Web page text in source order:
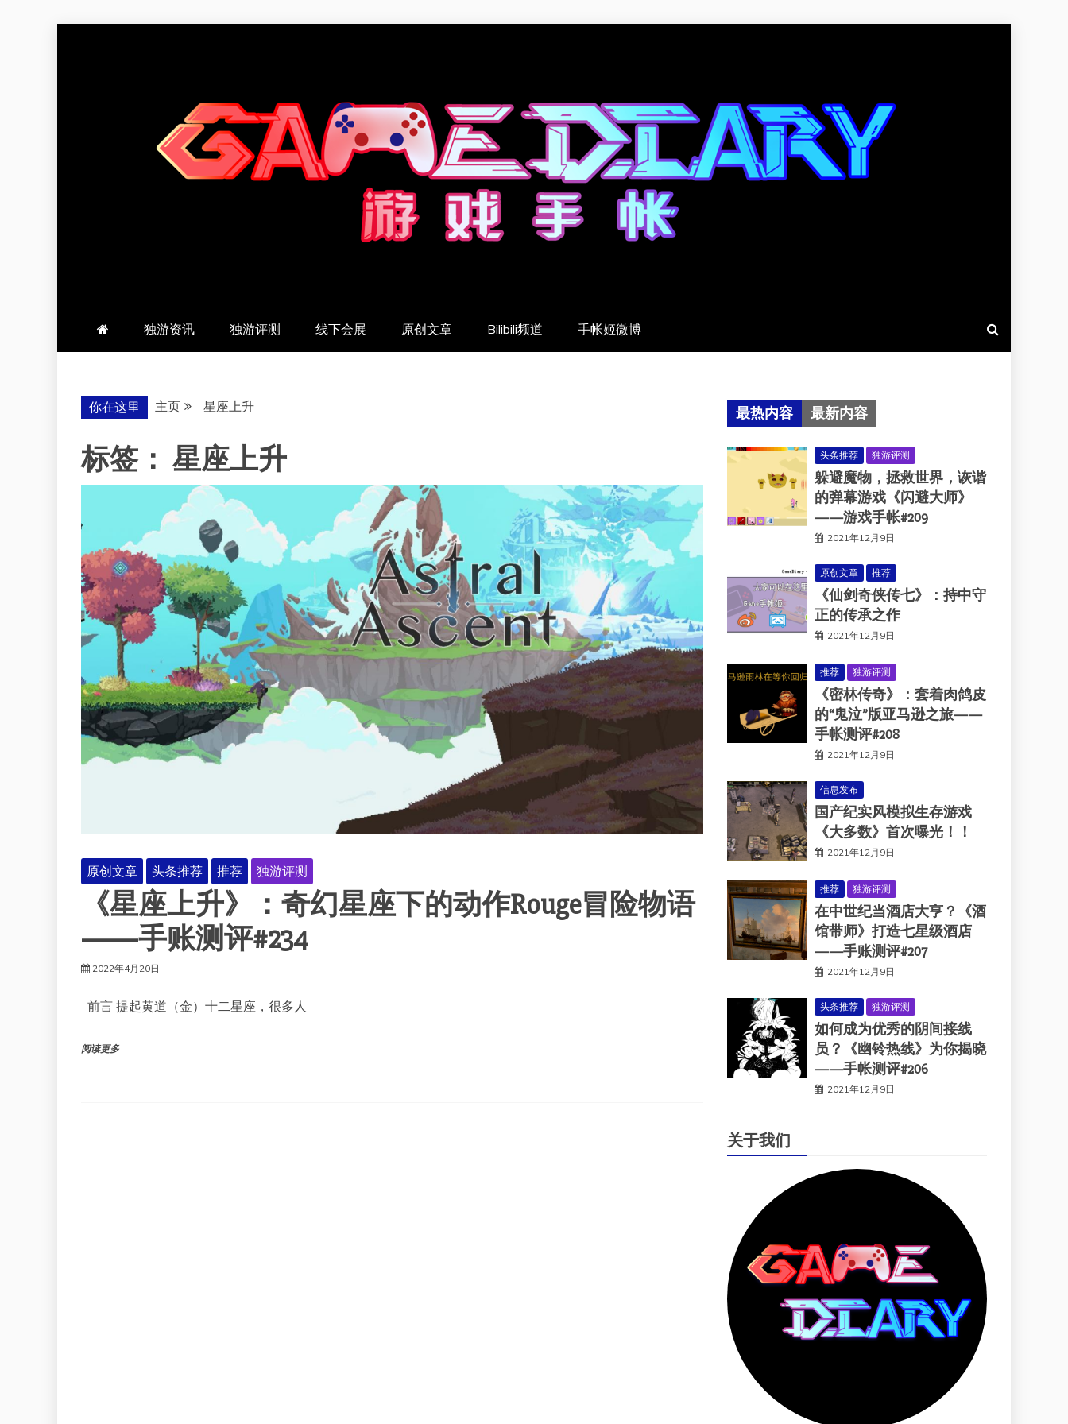
羽风手帐姬
独游资讯 独游评测 线下会展 原创文章 Bilibili频道 手帐姬微博
你在这里 主页 星座上升
标签： 星座上升
原创文章 头条推荐 推荐 独游评测
《星座上升》：奇幻星座下的动作Rouge冒险物语
——手账测评#234
2022年4月20日
前言 提起黄道（金）十二星座，很多人
阅读更多
最热内容 最新内容
头条推荐 独游评测
躲避魔物，拯救世界，诙谐
的弹幕游戏《闪避大师》
——游戏手帐#209
2021年12月9日
原创文章 推荐
《仙剑奇侠传七》：持中守
正的传承之作
2021年12月9日
推荐 独游评测
《密林传奇》：套着肉鸽皮
的“鬼泣”版亚马逊之旅——
手帐测评#208
2021年12月9日
信息发布
国产纪实风模拟生存游戏
《大多数》首次曝光！！
2021年12月9日
推荐 独游评测
在中世纪当酒店大亨？《酒
馆带师》打造七星级酒店
——手账测评#207
2021年12月9日
头条推荐 独游评测
如何成为优秀的阴间接线
员？《幽铃热线》为你揭晓
——手帐测评#206
2021年12月9日
关于我们